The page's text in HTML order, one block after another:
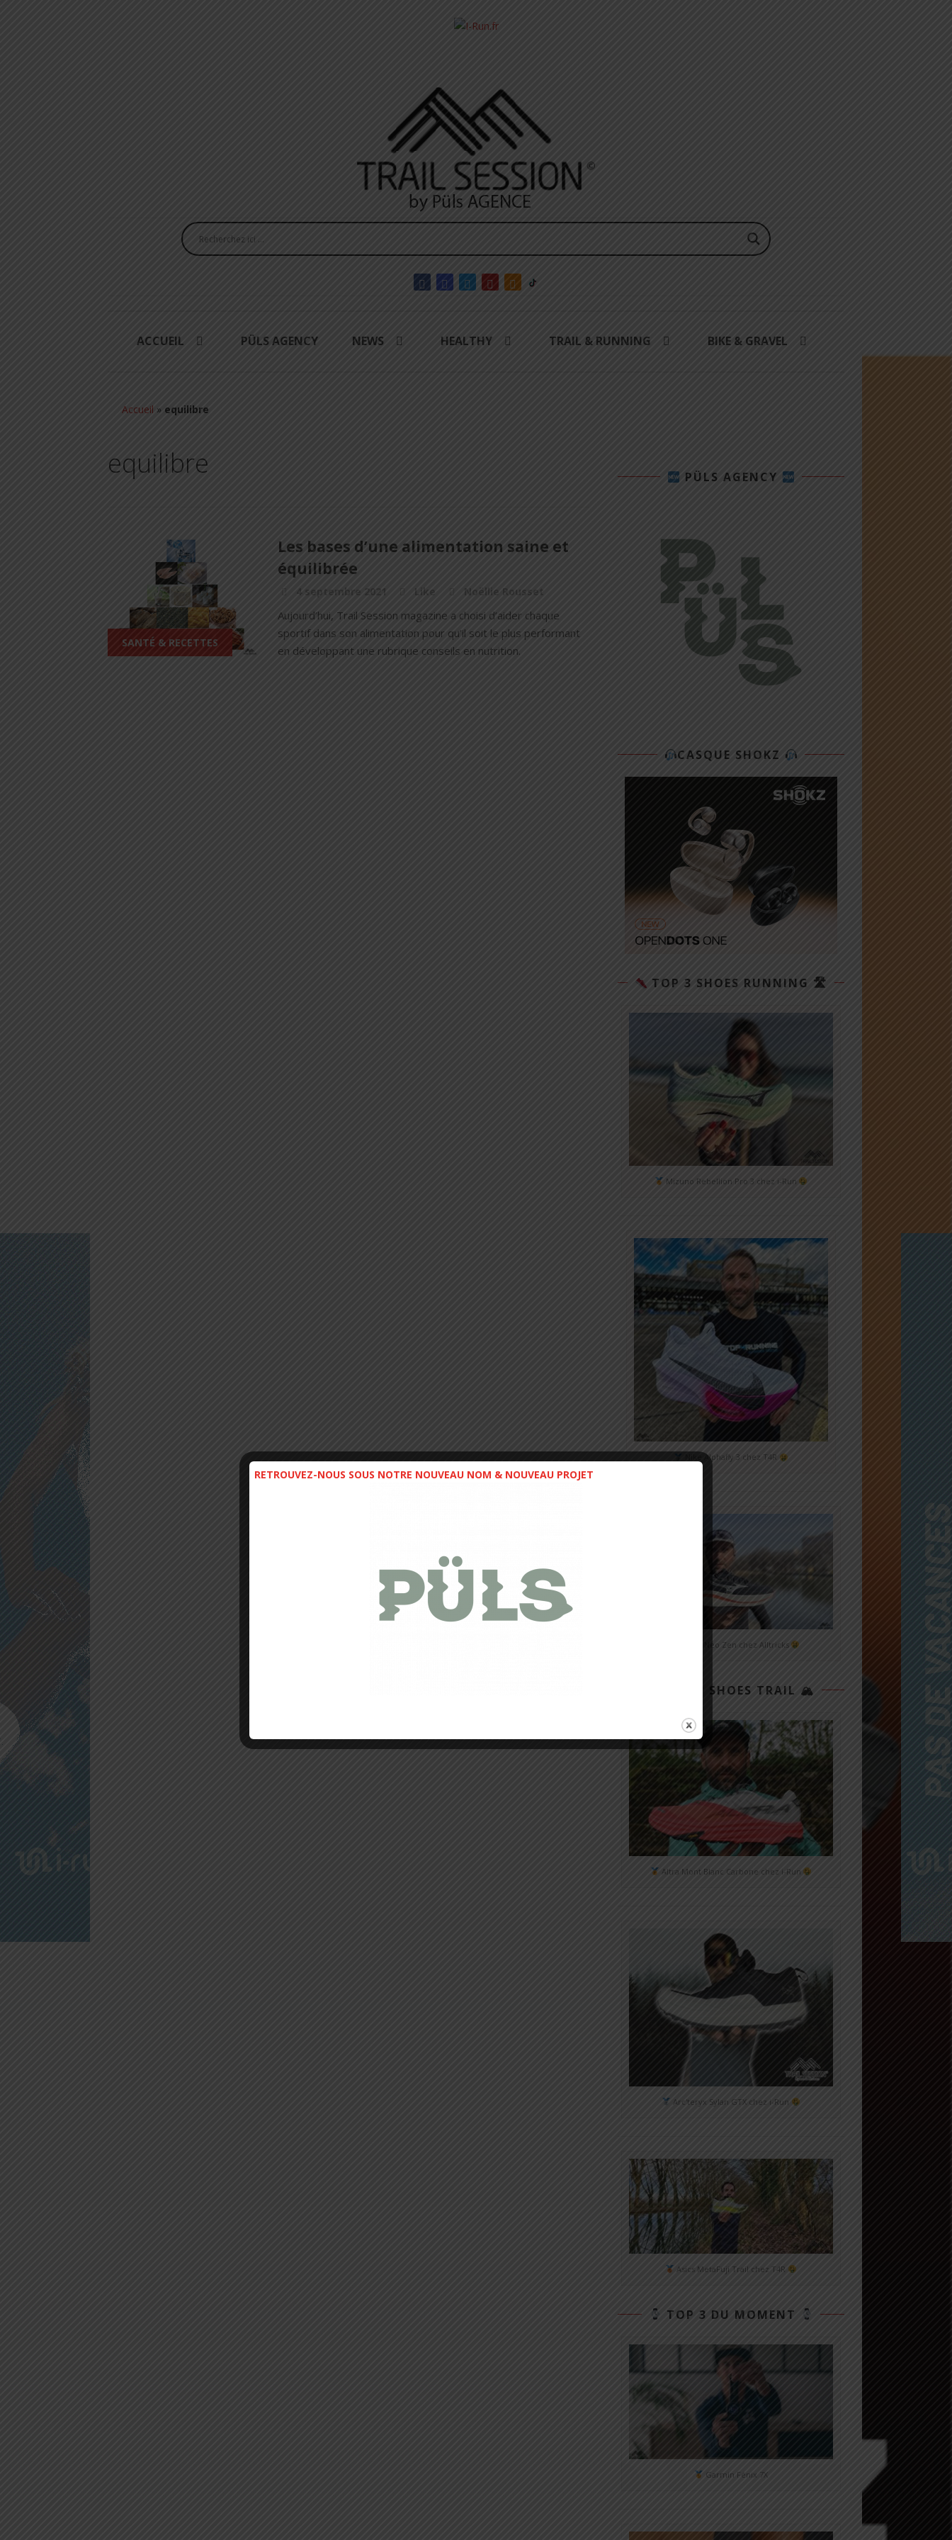
ACCUEIL PÜLS AGENCY NEWS HEALTHY TRAIL & RUNNING BIKE & GRAVEL
Accueil » equilibre
equilibre
SANTÉ & RECETTES
Les bases d’une alimentation saine et
équilibrée
4 septembre 2021 Like Noëllie Rousset
Aujourd’hui, Trail Session magazine a choisi d’aider chaque
sportif dans son alimentation pour qu’il soit le plus performant
en développant une rubrique conseils en nutrition.
PÜLS AGENCY
CASQUE SHOKZ
TOP 3 SHOES RUNNING 🛣
Mizuno Rebellion Pro 3 chez i-Run
Nike Alphafly 3 chez T4R
Mizuno Neo Zen chez Alltricks
TOP 3 SHOES TRAIL 🏔
Altra Mont Blanc Carbone chez i-Run
Arc'teryx Sylan GTX chez i-Run
Asics MetaFuji Trail chez T4R
TOP 3 DU MOMENT
Garmin Fénix 7X
RETROUVEZ-NOUS SOUS NOTRE NOUVEAU NOM & NOUVEAU PROJET